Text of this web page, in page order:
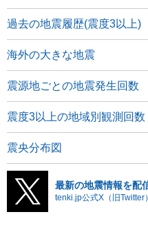
過去の地震履歴(震度3以上)
海外の大きな地震
震源地ごとの地震発生回数
震度3以上の地域別観測回数
震央分布図
最新の地震情報を配
tenki.jp公式X（旧Twitter